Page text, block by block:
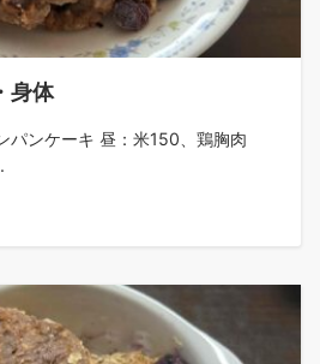
身体
ンケーキ 昼：米150、鶏胸肉